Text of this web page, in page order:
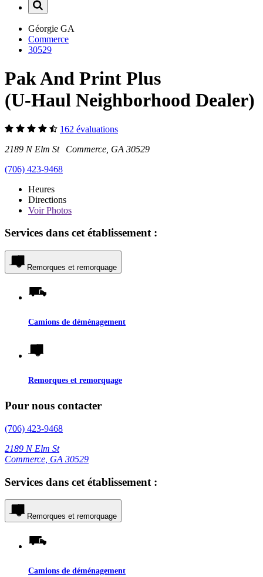
Géorgie GA
Commerce
30529
Pak And Print Plus
(U-Haul Neighborhood Dealer)
162 évaluations
2189 N Elm St Commerce, GA 30529
(706) 423-9468
Heures
Directions
VoirPhotos
Services dans cet établissement :
Remorques et remorquage
Camions de déménagement
Remorques et remorquage
Pour nous contacter
(706) 423-9468
2189 N Elm St
Commerce, GA 30529
Services dans cet établissement :
Remorques et remorquage
Camions de déménagement